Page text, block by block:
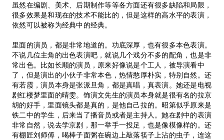
虽然在编剧、美术、后期制作等等各方面还有很多缺陷和局限，
很多效果是和现在的技术不能比的，但是这样的高水平的表演，
依然可以被称为经典中的经典。
里面的演员，都是非常地道的。功底深厚，也有很多本色表演。
不说几位主角的出色表演吧，就说几个戏分不多的配角，也是非
常出色。比如长顺的演员，原来好像说是个工人，被导演看中
了，但是演出的小伙子非常本色，热情憨厚朴实，特别自然。还
有若霞，演员本身是张派旦角，都是真唱，真表演。她还是电视
剧红楼梦里面的晴雯。饰演文先生的演员本身就是很有名的拉京
胡的好手，里面镜头都是真的，是他自己拉的。昭第似乎原来是
铁二中的学生，后来当了播音员或者是主持人。她在剧中的表演
非常自然，说去学京剧，那一举手一投足，也是像模像样的。还
有棚匠刘师傅，喝棒子面粥在碗边上敲落筷子上沾的虫子，连这